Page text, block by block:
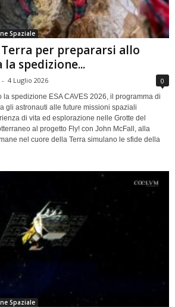
Spaziale
per prepararsi allo
la spedizione...
- 4 Luglio 2026 0
spedizione ESA CAVES 2026, il programma di
gli astronauti alle future missioni spaziali
di vita ed esplorazione nelle Grotte del
al progetto Fly! con John McFall, alla
nel cuore della Terra simulano le sfide della
Spaziale